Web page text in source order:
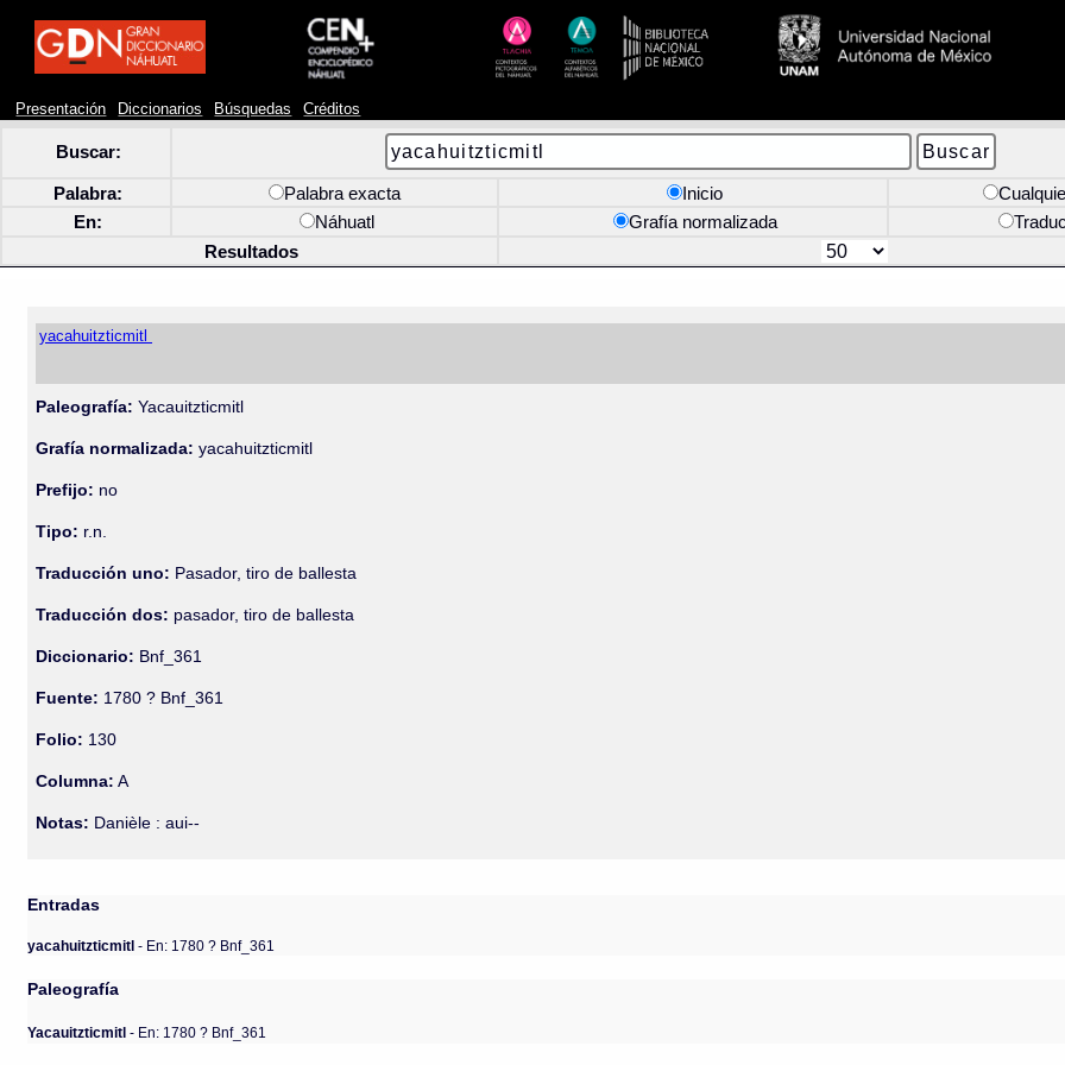
Presentación Diccionarios Búsquedas Créditos
Buscar:
Palabra: Palabra exacta Inicio
En:
Náhuatl Grafía normalizada
Resultados
yacahuitzticmitl
Paleografía: Yacauitzticmitl
Grafía normalizada: yacahuitzticmitl
Prefijo: no
Tipo: r.n.
Traducción uno: Pasador, tiro de ballesta
Traducción dos: pasador, tiro de ballesta
Diccionario: Bnf_361
Fuente: 1780 ? Bnf_361
Folio: 130
Columna: A
Notas: Danièle : aui--
Entradas
yacahuitzticmitl- En: 1780 ? Bnf_361
Paleografía
Yacauitzticmitl - En: 1780 ? Bnf_361